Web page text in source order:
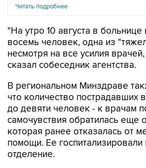
Читать подробнее
"На утро 10 августа в больнице
восемь человек, одна из
несмотря на все усилия
сказал собеседник агентства.
В региональном Минздраве
что количество пострадавших
до девяти человек - к врачам
самочувствия обратилась еще
которая ранее отказалась от
помощи. Ее
отделение.